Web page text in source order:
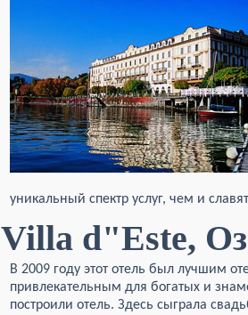
уникальный спектр услуг, чем и
Villa d"Este,
В 2009 году этот отель был лучшим
привлекательным для богатых и
построили отель. Здесь сыграла